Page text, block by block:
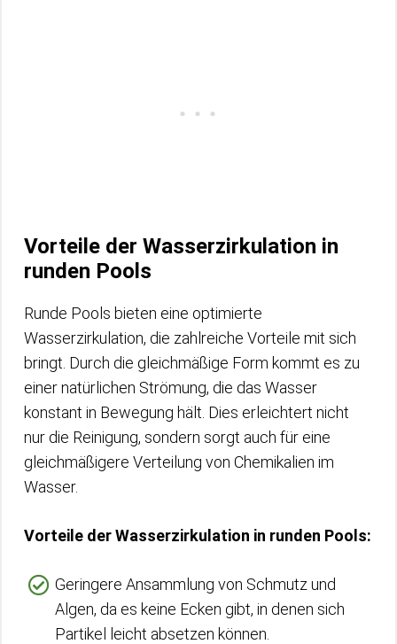
Vorteile der Wasserzirkulation in
runden Pools
Runde Pools bieten eine optimierte
Wasserzirkulation, die zahlreiche Vorteile mit sich
bringt. Durch die gleichmäßige Form kommt es zu
einer natürlichen Strömung, die das Wasser
konstant in Bewegung hält. Dies erleichtert nicht
nur die Reinigung, sondern sorgt auch für eine
gleichmäßigere Verteilung von Chemikalien im
Wasser.
Vorteile der Wasserzirkulation in runden Pools:
Geringere Ansammlung von Schmutz und
Algen, da es keine Ecken gibt, in denen sich
Partikel leicht absetzen können.